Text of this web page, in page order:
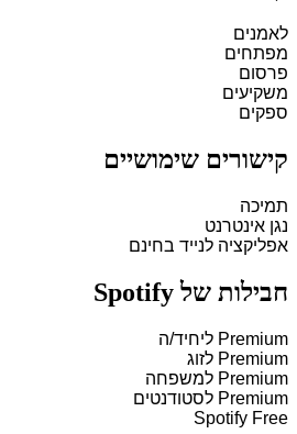
לאמנים
מפתחים
פרסום
משקיעים
ספקים
קישורים שימושיים
תמיכה
נגן אינטרנט
אפליקציה לנייד בחינם
חבילות של Spotify
Premium ליחיד/ה
Premium לזוג
Premium למשפחה
Premium לסטודנטים
Spotify Free